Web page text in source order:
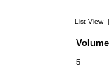
List View|
Volume
5